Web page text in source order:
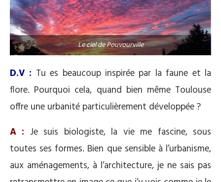
Le ciel de Pouvourville
D.V : Tu es beaucoup inspirée par la faune et la
flore. Pourquoi cela, quand bien même Toulouse
offre une urbanité particulièrement développée ?
A : Je suis biologiste, la vie me fascine, sous
toutes ses formes. Bien que sensible à l’urbanisme,
aux aménagements, à l’architecture, je ne sais pas